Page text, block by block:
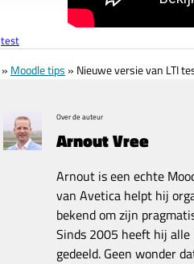
test
» Moodle tips » Nieuwe versie van LTI
Over de auteur
Arnout Vree
Arnout is een echte
van Avetica helpt hij
bekend om zijn
Sinds 2005 heeft hij
gedeeld. Geen wonder